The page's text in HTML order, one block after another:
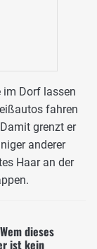
im Dorf lassen
fahren
grenzt er
anderer
Haar an der
dieses
ist kein